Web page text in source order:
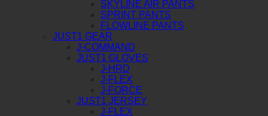
SKYLINE AIR PANTS
SPRINT PANTS
FLOWLINE PANTS
JUST1 GEAR
J-COMMAND
JUST1 GLOVES
J-HRD
J-FLEX
J-FORCE
JUST1 JERSEY
J-FLEX